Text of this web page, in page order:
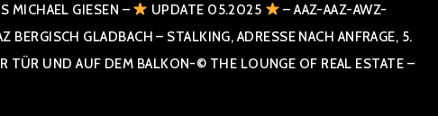
MICHAEL GIESEN – UPDATE 05.2025
– AAZ-AAZ-AWZ-
GLADBACH – STALKING, ADRESSE NACH ANFRAGE, 5. E
UND AUF DEM BALKON-© THE LOUNGE OF REAL ESTATE – CO